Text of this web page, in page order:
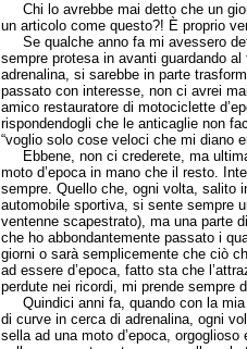
Chi lo avrebbe mai detto che un
un articolo come questo?! È proprio
Se qualche anno fa mi avessero
sempre protesa in avanti guardando
adrenalina, si sarebbe in parte
passato con interesse, non ci avrei
amico restauratore di motociclette
rispondendogli che le anticaglie non
“voglio solo cose veloci che mi diano
Ebbene, non ci crederete, ma
moto d’epoca in mano che il resto.
sempre. Quello che, ogni volta, salito
automobile sportiva, si sente sempre
ventenne scapestrato), ma una parte
che ho abbondantemente passato i
giorni o sarà semplicemente che ciò
ad essere d’epoca, fatto sta che
perdute nei ricordi, mi prende sempre
Quindici anni fa, quando con la mia
di curve in cerca di adrenalina, ogni
sella ad una moto d’epoca,